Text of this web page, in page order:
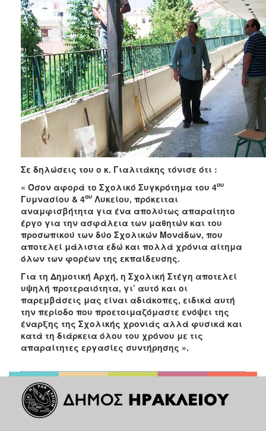
Σε δηλώσεις του ο κ. Γιαλιτάκης τόνισε ότι :
« Όσον αφορά το Σχολικό Συγκρότημα του 4ου
Γυμνασίου & 4ου Λυκείου, πρόκειται
αναμφισβήτητα για ένα απολύτως απαραίτητο
έργο για την ασφάλεια των μαθητών και του
προσωπικού των δύο Σχολικών Μονάδων, που
αποτελεί μάλιστα εδώ και πολλά χρόνια αίτημα
όλων των φορέων της εκπαίδευσης.
Για τη Δημοτική Αρχή, η Σχολική Στέγη αποτελεί
υψηλή προτεραιότητα, γι’ αυτό και οι
παρεμβάσεις μας είναι αδιάκοπες, ειδικά αυτή
την περίοδο που προετοιμαζόμαστε ενόψει της
έναρξης της Σχολικής χρονιάς αλλά φυσικά και
κατά τη διάρκεια όλου του χρόνου με τις
απαραίτητες εργασίες συντήρησης ».